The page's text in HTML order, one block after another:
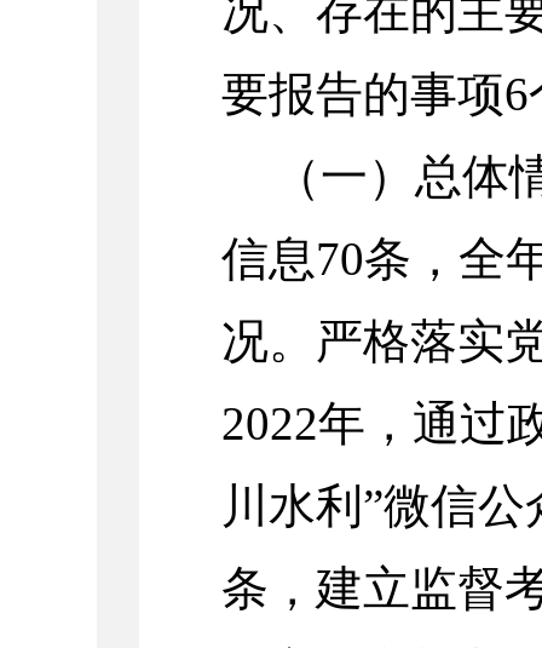
况、存在的主
要报告的事项
（一）总体
信息70条 ， 全
况。严格落实
2022年，通过
川水利”微信
条，建立监督